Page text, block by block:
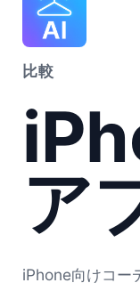
比較
ア
iPhone向けコー